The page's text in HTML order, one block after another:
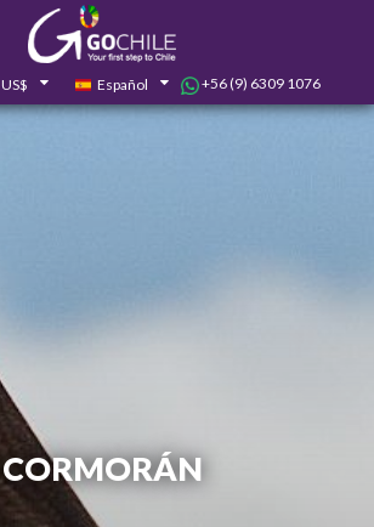
US$ Español +56 (9) 6309 1076
CORMORÁN